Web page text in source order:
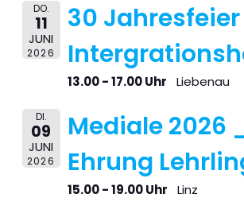
DO.
11
JUNI
2026
30 Jahresfeier
13.00 - 17.00 Uhr Liebenau
DI.
09
JUNI
2026
Mediale 2026
Ehrung
15.00 - 19.00 Uhr Linz